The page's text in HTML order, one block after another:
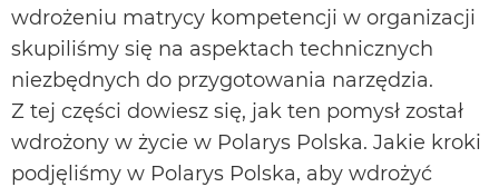
wdrożeniu matrycy kompetencji w organizacji
skupiliśmy się na aspektach technicznych
niezbędnych do przygotowania narzędzia.
Z tej części dowiesz się, jak ten pomysł został
wdrożony w życie w Polarys Polska. Jakie kroki
podjęliśmy w Polarys Polska, aby wdrożyć